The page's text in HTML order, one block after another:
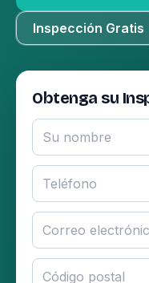
Inspección Gratis
Obtenga su